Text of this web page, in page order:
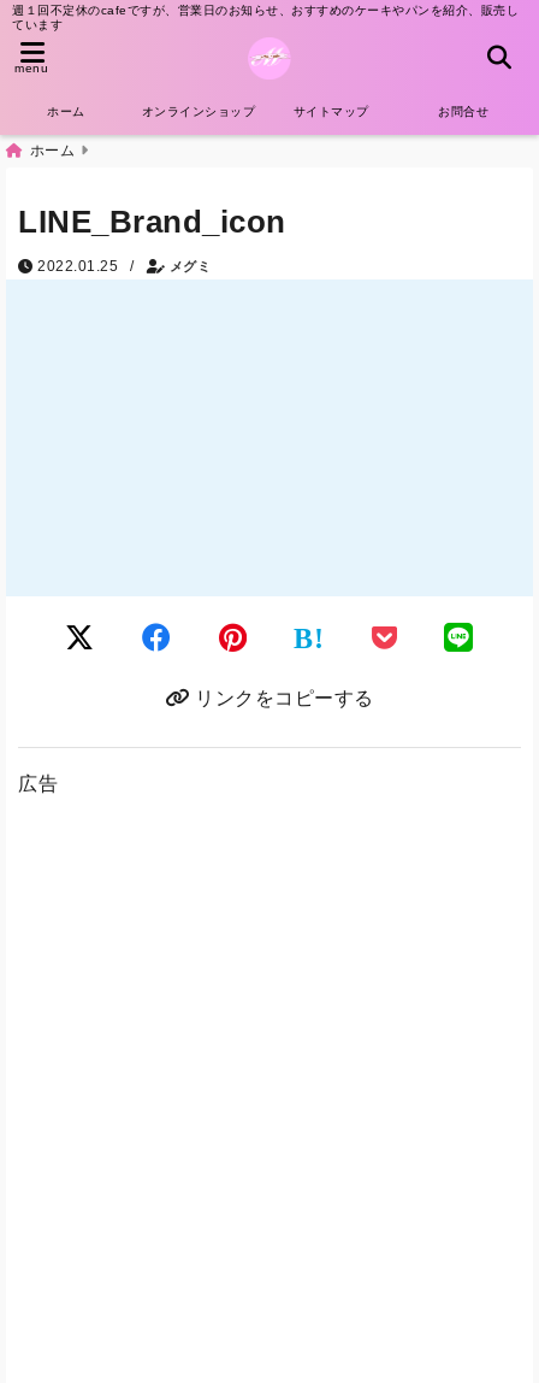
週１回不定休のcafeですが、営業日のお知らせ、おすすめのケーキやパンを紹介、販売し
ています
menu
ホーム オンラインショップ サイトマップ お問合せ
ホーム
LINE_Brand_icon
2022.01.25 / メグミ
B!
リンクをコピーする
広告